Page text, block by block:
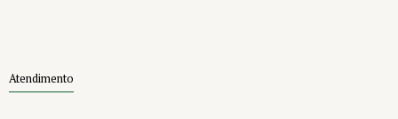
Atendimento